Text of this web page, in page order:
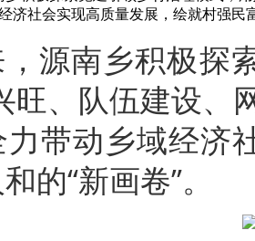
济社会实现高质量发展，绘就村强民
源南乡积极探
旺、队伍建设、
带动乡域经济
的“新画卷”。